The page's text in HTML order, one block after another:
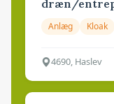
dræn/
Anlæg Kloak
4690, Haslev